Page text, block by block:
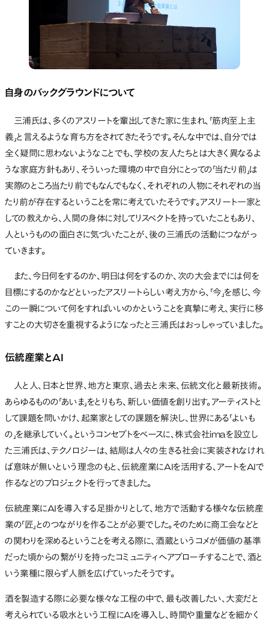
自身のバックグラウンドについて
三浦氏は、多くのアスリートを輩出してきた家に生まれ、「筋肉至上主
義」と言えるような育ち方をされてきたそうです。そんな中では、自分では
全く疑問に思わないようなことでも、学校の友人たちとは大きく異なるよ
うな家庭方針もあり、そういった環境の中で自分にとっての「当たり前」は
実際のところ当たり前でもなんでもなく、それぞれの人物にそれぞれの当
たり前が存在するということを常に考えていたそうです。アスリート一家と
しての教えから、人間の身体に対してリスペクトを持っていたこともあり、
人というものの面白さに気づいたことが、後の三浦氏の活動につながっ
ていきます。
また、今日何をするのか、明日は何をするのか、次の大会までには何を
目標にするのかなどといったアスリートらしい考え方から、「今」を感じ、今
この一瞬について何をすればいいのかということを真摯に考え、実行に移
すことの大切さを重視するようになったと三浦氏はおっしゃっていました。
伝統産業とAI
人と人、日本と世界、地方と東京、過去と未来、伝統文化と最新技術。
あらゆるものの「あいま」をとりもち、新しい価値を創り出す。アーティストと
して課題を問いかけ、起業家としての課題を解決し、世界にある「よいも
の」を継承していく。というコンセプトをベースに、株式会社imaを設立し
た三浦氏は、テクノロジーは、結局は人々の生きる社会に実装されなけれ
ば意味が無いという理念のもと、伝統産業にAIを活用する、アートをAIで
作るなどのプロジェクトを行ってきました。
伝統産業にAIを導入する足掛かりとして、地方で活動する様々な伝統産
業の「匠」とのつながりを作ることが必要でした。そのために商工会などと
の関わりを深めるということを考える際に、酒蔵というコメが価値の基準
だった頃からの繋がりを持ったコミュニティへアプローチすることで、酒と
いう業種に限らず人脈を広げていったそうです。
酒を製造する際に必要な様々な工程の中で、最も改善したい、大変だと
考えられている吸水という工程にAIを導入し、時間や重量などを細かく